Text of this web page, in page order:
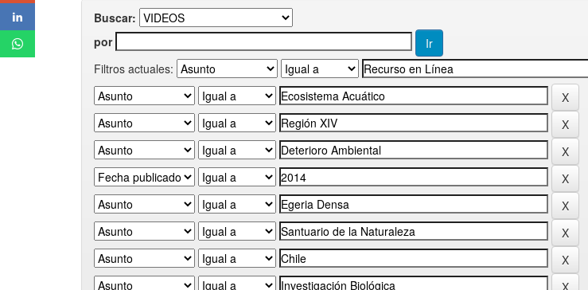
Buscar:
por
Filtros actuales: